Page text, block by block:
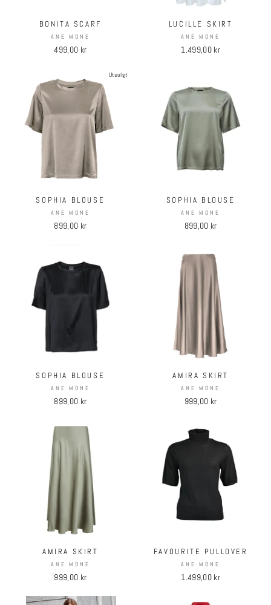
BONITA SCARF
ANE MONE
499,00 kr
LUCILLE SKIRT
ANE MONE
1.499,00 kr
Utsolgt
SOPHIA BLOUSE
ANE MONE
899,00 kr
SOPHIA BLOUSE
ANE MONE
899,00 kr
SOPHIA BLOUSE
ANE MONE
899,00 kr
AMIRA SKIRT
ANE MONE
999,00 kr
AMIRA SKIRT
ANE MONE
999,00 kr
FAVOURITE PULLOVER
ANE MONE
1.499,00 kr